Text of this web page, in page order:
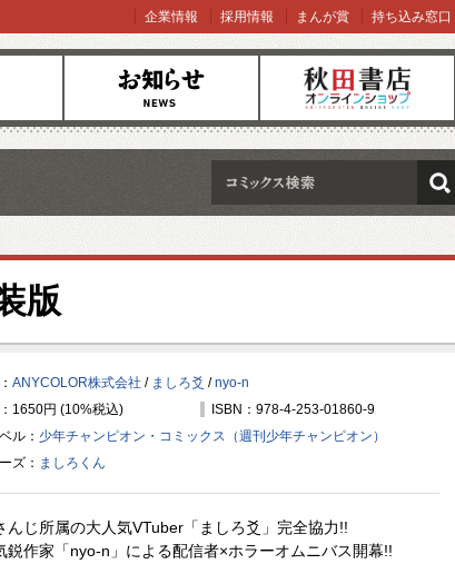
お知らせ オンラインショップ
企業情報 採用情報 まんが賞 持ち込み窓口
検索
版
ANYCOLOR株式会社 / ましろ爻 /nyo-n
1650円 (10%税込)
ISBN：978-4-253-01860-9
ル： 少年チャンピオン・コミックス（週刊少年チャンピオン）
ズ： ましろくん
んじ所属の大人気VTuber「ましろ爻」完全協力!!
鋭作家「nyo-n」による配信者×ホラーオムニバス開幕!!